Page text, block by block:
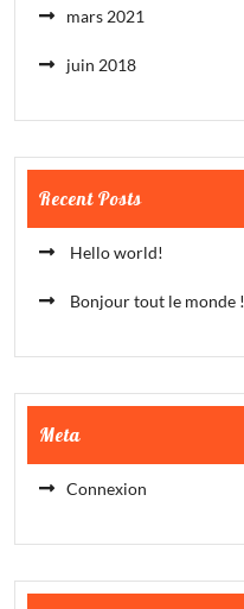
mars 2021
juin 2018
Recent Posts
Hello world!
Bonjour tout le monde !
Meta
Connexion